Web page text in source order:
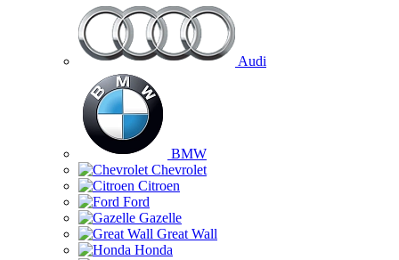
Audi
BMW
Chevrolet
Citroen
Ford
Gazelle
Great Wall
Honda